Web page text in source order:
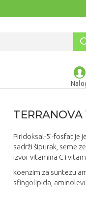
Piridoksal-5'-fosfat je
sadrži šipurak, seme
izvor vitamina C i
koenzim za suntezu
sfingolipida,